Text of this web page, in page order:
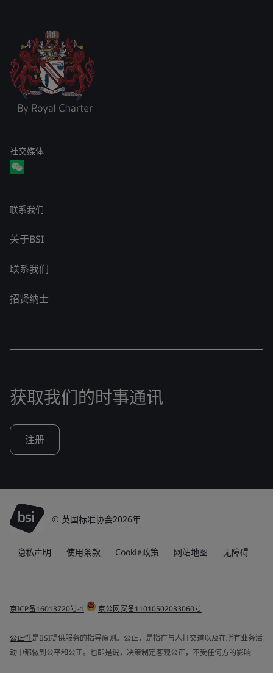
社交媒体
联系我们
关于BSI
联系我们
招贤纳士
获取我们的时事通讯
注册
© 英国标准协会2026年
隐私声明 使用条款 Cookie政策 网站地图 无障碍
京ICP备16013720号-1 京公网安备11010502033060号
公正性是BSI提供服务的指导原则。公正，是指在与人打交道以及在所有业务活
动中都做到公平和公正。也即是说，决策制定客观公正，不受任何方的影响